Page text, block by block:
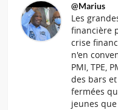
@Marius
Les
financière
crise
n'en
PMI, TPE,
des bars
fermées
jeunes